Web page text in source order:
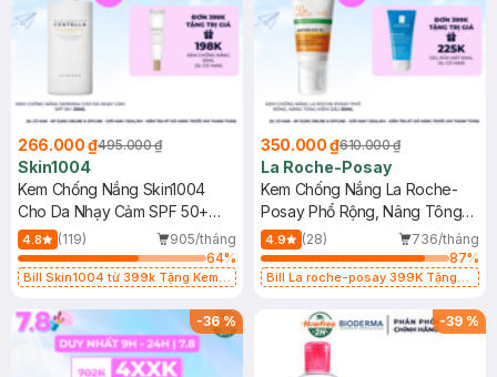
266.000 ₫495.000 ₫
Skin1004
Kem Chống Nắng Skin1004
Cho Da Nhạy Cảm SPF 50+
50ml
4.8 (119)
905/tháng
64%
Bill Skin1004 từ 399k Tặng Kem
SPF 50+ 20ml (SL Có Hạn)
350.000 ₫610.000 ₫
La Roche-Posay
Kem Chống Nắng La Roche-
Posay Phổ Rộng, Nâng Tông
Kiềm Dầu 50ml
4.9 (28)
736/tháng
87%
Bill La roche-posay 399K Tặng
(SL có hạn)
-36% -39 %